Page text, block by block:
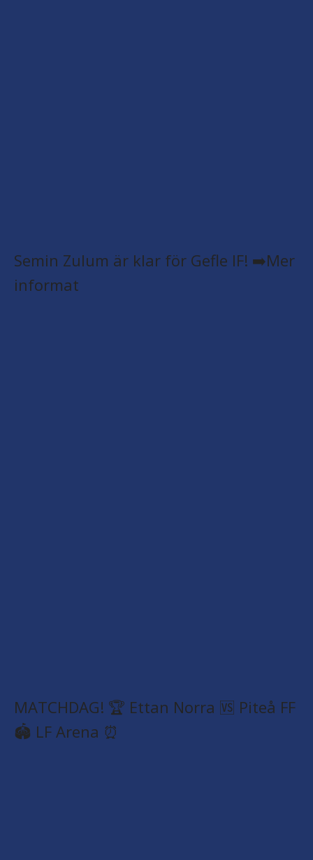
Semin Zulum är klar för Gefle IF! ➡️Mer
informat
MATCHDAG! 🏆 Ettan Norra 🆚 Piteå FF
🏟️ LF Arena ⏰